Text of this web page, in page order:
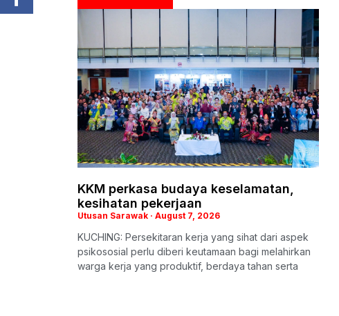
KKM perkasa budaya keselamatan,
kesihatan pekerjaan
Utusan Sarawak August 7, 2026
KUCHING: Persekitaran kerja yang sihat dari aspek
psikososial perlu diberi keutamaan bagi melahirkan
warga kerja yang produktif, berdaya tahan serta